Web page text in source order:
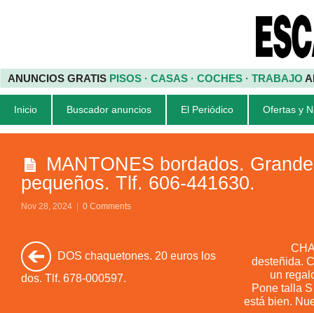
ANUNCIOS GRATIS PISOS · CASAS · COCHES · TRABAJO
Inicio Buscador anuncios El Periódico Ofertas y
MANTONES bordados.
pequeños. Tlf. 606-441630.
Nov 28, 2024 0 Comments
DOS chaquetones. 20 euros los
dos. Tlf. 678-000597.
desteñida.
un
Pone talla
está bien.